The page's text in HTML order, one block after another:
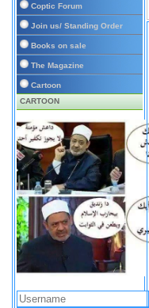
Coptic Forum
Join us/ Standing Order
Books on sale
The Magazine
Cartoon
CARTOON